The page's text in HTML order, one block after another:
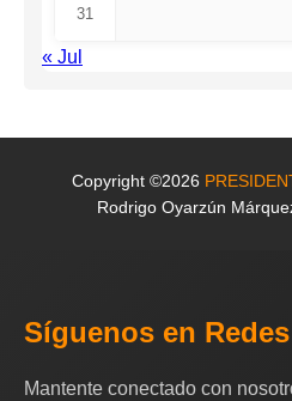
31
« Jul
Copyright ©2026
Rodrigo Oyarzún
Síguenos en
Mantente conectado con